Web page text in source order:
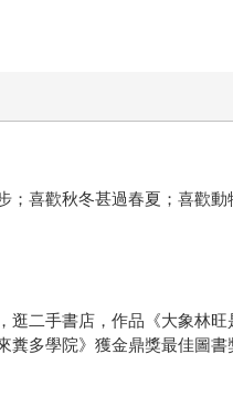
喜歡秋冬甚過春夏；喜歡
逛二手書店，作品《大象林
糞多學院》獲金鼎獎最佳圖